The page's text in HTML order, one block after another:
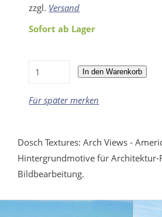
zzgl. Versand
Sofort ab Lager
In den Warenkorb
Für später merken
Dosch Textures: Arch Views -
Hintergrundmotive für Architektur-
Bildbearbeitung.